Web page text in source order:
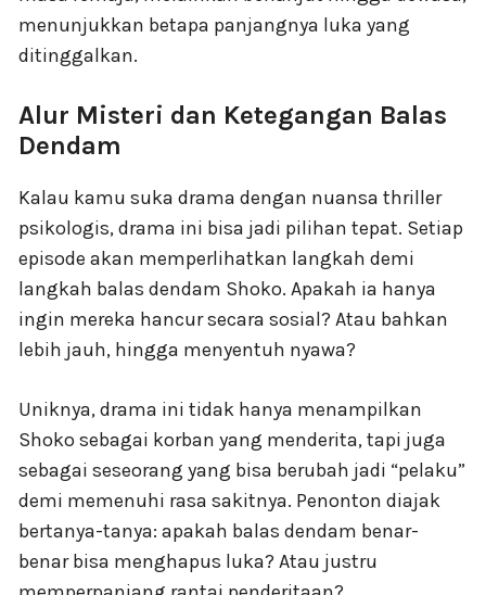
menunjukkan betapa panjangnya luka yang
ditinggalkan.
Alur Misteri dan Ketegangan Balas
Dendam
Kalau kamu suka drama dengan nuansa thriller
psikologis, drama ini bisa jadi pilihan tepat. Setiap
episode akan memperlihatkan langkah demi
langkah balas dendam Shoko. Apakah ia hanya
ingin mereka hancur secara sosial? Atau bahkan
lebih jauh, hingga menyentuh nyawa?
Uniknya, drama ini tidak hanya menampilkan
Shoko sebagai korban yang menderita, tapi juga
sebagai seseorang yang bisa berubah jadi “pelaku”
demi memenuhi rasa sakitnya. Penonton diajak
bertanya-tanya: apakah balas dendam benar-
benar bisa menghapus luka? Atau justru